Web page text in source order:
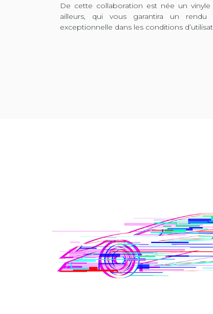
De cette collaboration est née un
ailleurs, qui vous garantira un rendu
exceptionnelle dans les conditions